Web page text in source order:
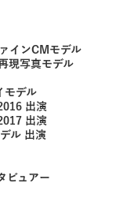
インCMモデル
現写真モデル
モデル
出演
出演
ル 出演
ビュアー